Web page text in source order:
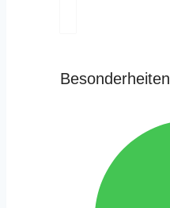
Besonderheiten